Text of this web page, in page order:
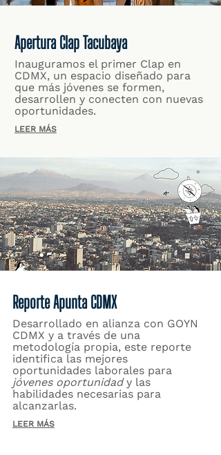
Reporte Apunta CDMX
Desarrollado en alianza con GOYN
CDMX y a través de una
metodología propia, este reporte
identifica las mejores
oportunidades laborales para
jóvenes oportunidady las
habilidades necesarias para
alcanzarlas.
LEER MÁS
Apertura Clap Tacubaya
Inauguramos el primer Clap en
CDMX, un espacio diseñado para
que más jóvenes se formen,
desarrollen y conecten con nuevas
oportunidades.
LEER MÁS